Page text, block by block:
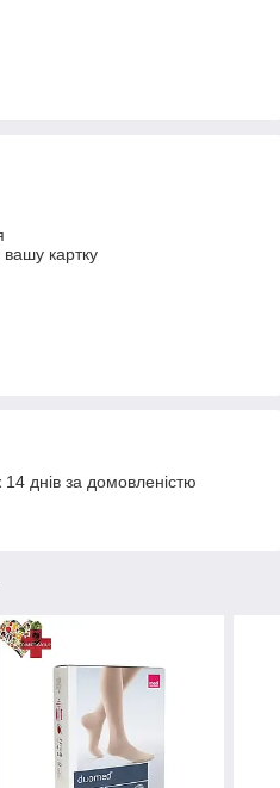
картку
днів за домовленістю